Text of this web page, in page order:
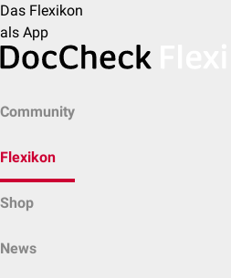
Das Flexikon
als App
Community
Flexikon
Shop
News